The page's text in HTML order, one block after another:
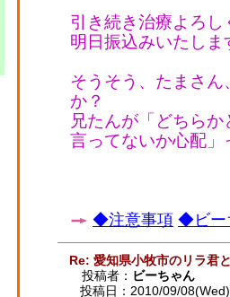
引き続き治療よろ
明日振込みいたしま
そうそう、たまさ
か？
兄たんが「どちら
言ってないか心配
◆注意事項 ◆ビー
Re: 愛知県小牧市のリラ君
投稿者： ビーちゃん
投稿日：2010/09/